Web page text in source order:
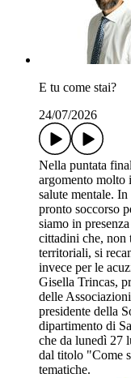
E tu come stai?
24/07/2026
Nella puntata
argomento molto
salute mentale.
pronto soccorso
siamo in
cittadini che, non
territoriali, si
invece per le
Gisella Trincas,
delle
presidente della
dipartimento di
che da lunedì 27
dal titolo "Come
tematiche.